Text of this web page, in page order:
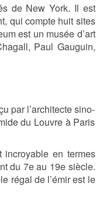
de New York. Il est
qui compte huit sites
est un musée d’art
Paul Gauguin,
par l’architecte sino-
du Louvre à Paris
en termes
du 7e au 19e siècle.
régal de l’émir est le